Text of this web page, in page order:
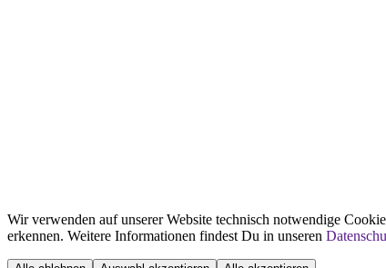
Wir verwenden auf unserer Website technisch notwendige
erkennen. Weitere Informationen findest Du in unseren